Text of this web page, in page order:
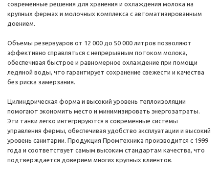
современные решения для хранения и охлаждения молока на
крупных фермах и молочных комплекса с автоматизированным
доением.
Объемы резервуаров от 12 000 до 50 000 литров позволяют
эффективно справляться с непрерывным потоком молока,
обеспечивая быстрое и равномерное охлаждение при помощи
ледяной воды, что гарантирует сохранение свежести и качества
без риска замерзания.
Цилиндрическая форма и высокий уровень теплоизоляции
помогают экономить место и минимизировать энергозатраты.
Эти танки легко интегрируются в современные системы
управления фермы, обеспечивая удобство эксплуатации и высокий
уровень санитарии. Продукция Промтехника производится с 1999
года и соответствует самым высоким стандартам качества, что
подтверждается доверием многих крупных клиентов.